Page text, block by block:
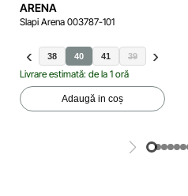
ARENA
Slapi Arena 003787-101
37 38 40 41 39
Livrare estimată: de la 1 oră
Adaugă in coș